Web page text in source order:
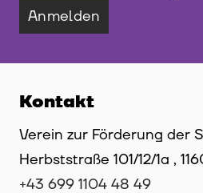
Anmelden
Kontakt
Verein zur Förderung der
Herbststraße 101/12/1a ,
+43 699 1104 48 49